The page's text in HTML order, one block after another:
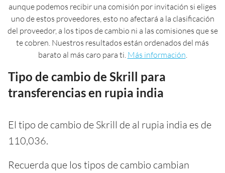
aunque podemos recibir una comisión por invitación si eliges
uno de estos proveedores, esto no afectará a la clasificación
del proveedor, a los tipos de cambio ni a las comisiones que se
te cobren. Nuestros resultados están ordenados del más
barato al más caro para ti. Más información
Tipo de cambio de Skrill para
transferencias en rupia india
El tipo de cambio de Skrill de al rupia india es de
110,036.
Recuerda que los tipos de cambio cambian